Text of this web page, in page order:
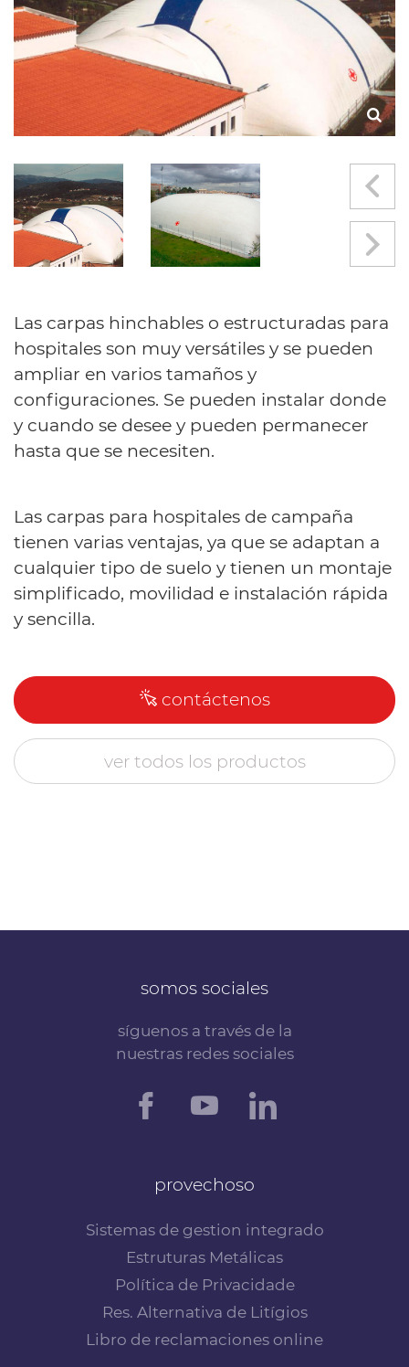
Las carpas hinchables o estructuradas para
hospitales son muy versátiles y se pueden
ampliar en varios tamaños y
configuraciones. Se pueden instalar donde
y cuando se desee y pueden permanecer
hasta que se necesiten.
Las carpas para hospitales de campaña
tienen varias ventajas, ya que se adaptan a
cualquier tipo de suelo y tienen un montaje
simplificado, movilidad e instalación rápida
y sencilla.
contáctenos
ver todos los productos
somos sociales
síguenos a través de la
nuestras redes sociales
provechoso
Sistemas de gestion integrado
Estruturas Metálicas
Política de Privacidade
Res. Alternativa de Litígios
Libro de reclamaciones online